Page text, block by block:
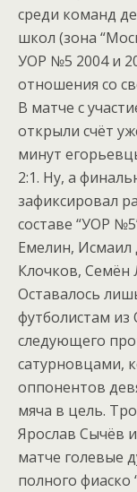
среди команд
школ (зона
УОР №5 2004 и
отношения со
В матче с
открыли счёт
минут
2:1. Ну, а
зафиксировал
составе “УОР
Емелин, Исмаил
Клочков, Семён
Оставалось
футболистам
следующего
сатурновцами,
оппонентов
мяча в цель.
Ярослав Сычёв
матче голевые
полного